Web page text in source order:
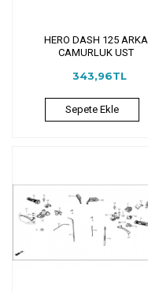
HERO DASH 125 ARKA
CAMURLUK UST
343,96TL
Sepete Ekle